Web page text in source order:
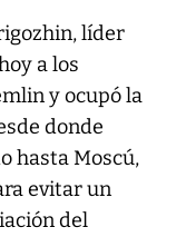
líder
a los
y ocupó la
donde
hasta Moscú,
evitar un
del